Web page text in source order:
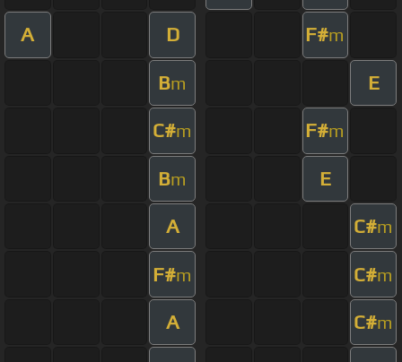
A D F#m
Bm E
C#m F#m
Bm E
A C#m
F#m C#m
A C#m